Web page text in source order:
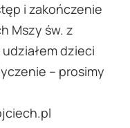
i zakończenie
Mszy św. z
dzieci
– prosimy